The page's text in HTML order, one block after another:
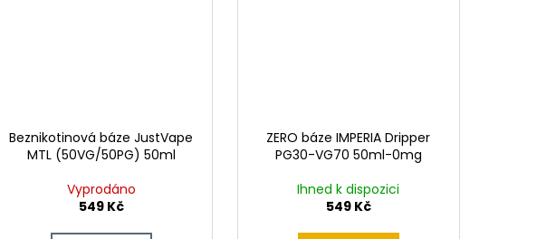
Beznikotinová báze JustVape
MTL (50VG/50PG) 50ml
Vyprodáno
549 Kč
ZERO báze IMPERIA Dripper
PG30-VG70 50ml-0mg
Ihned k dispozici
549 Kč